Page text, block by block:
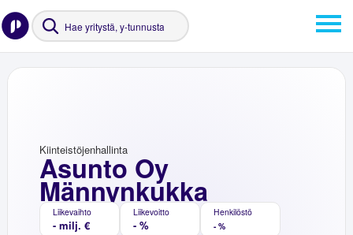
Asunto Oy
Männynkukka
Kiinteistöjenhallinta
Liikevaihto
- milj. €
Liikevoitto
- %
Henkilöstö
- %